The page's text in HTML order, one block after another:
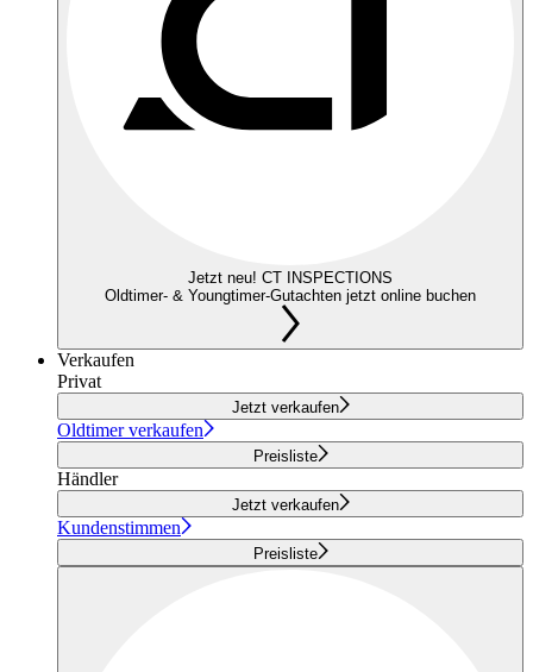
Jetzt neu! CT INSPECTIONS
Oldtimer- & Youngtimer-Gutachten jetzt online buchen
Verkaufen
Privat
Jetzt verkaufen
Oldtimer verkaufen
Preisliste
Händler
Jetzt verkaufen
Kundenstimmen
Preisliste